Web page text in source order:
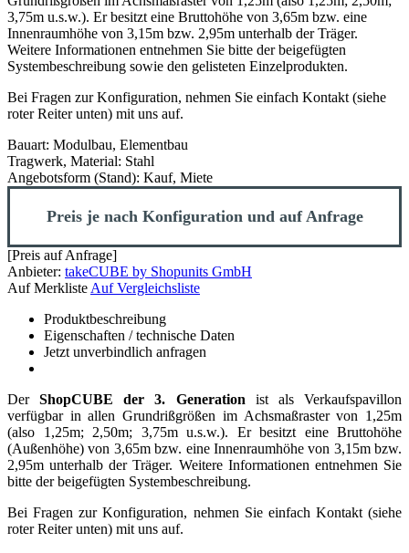
3,75m u.s.w.). Er besitzt eine Bruttohöhe von 3,65m bzw. eine
Innenraumhöhe von 3,15m bzw. 2,95m unterhalb der Träger.
Weitere Informationen entnehmen Sie bitte der beigefügten
Systembeschreibung sowie den gelisteten Einzelprodukten.
Bei Fragen zur Konfiguration, nehmen Sie einfach Kontakt (siehe
roter Reiter unten) mit uns auf.
Bauart: Modulbau, Elementbau
Tragwerk, Material: Stahl
Angebotsform (Stand): Kauf, Miete
Preis je nach Konfiguration und auf Anfrage
[Preis auf Anfrage]
Anbieter: takeCUBE by Shopunits GmbH
Auf Merkliste Auf Vergleichsliste
Produktbeschreibung
Eigenschaften / technische Daten
Jetzt unverbindlich anfragen
DerShopCUBE der 3. Generation ist als Verkaufspavillon
verfügbar in allen Grundrißgrößen im Achsmaßraster von 1,25m
(also 1,25m; 2,50m; 3,75m u.s.w.). Er besitzt eine Bruttohöhe
(Außenhöhe) von 3,65m bzw. eine Innenraumhöhe von 3,15m bzw.
2,95m unterhalb der Träger. Weitere Informationen entnehmen Sie
bitte der beigefügten Systembeschreibung.
Bei Fragen zur Konfiguration, nehmen Sie einfach Kontakt (siehe
roter Reiter unten) mit uns auf.